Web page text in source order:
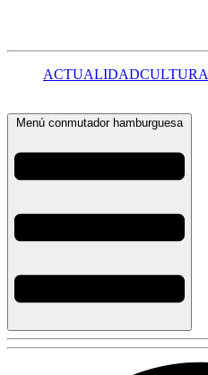
ACTUALIDADCULTURA
Menú conmutador hamburguesa